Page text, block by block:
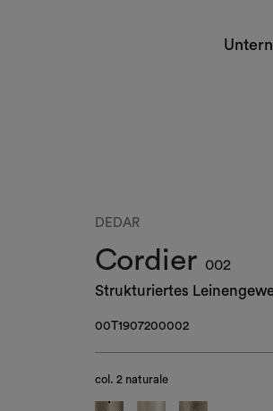
DEDAR
Cordier 002
Strukturiertes
00T1907200002
col. 2 naturale